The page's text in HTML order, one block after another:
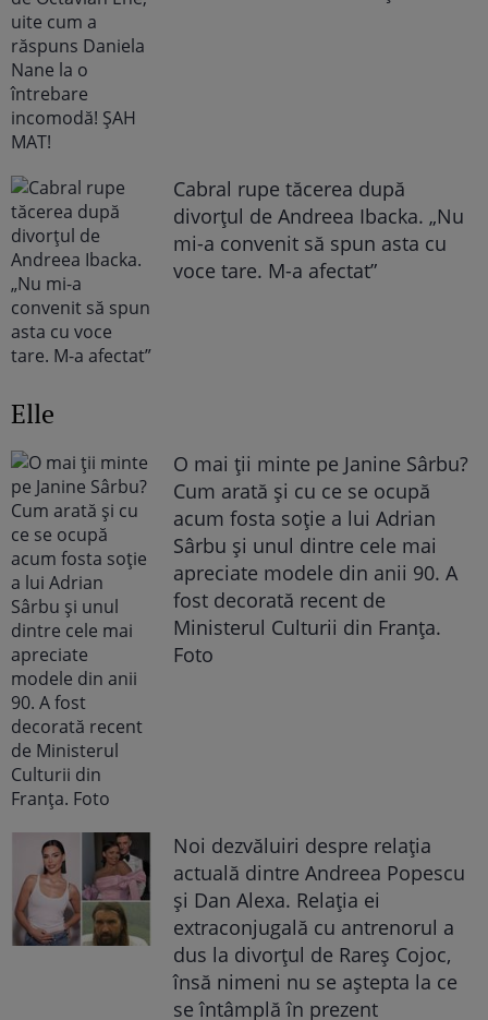
Cabral rupe tăcerea după
divorțul de Andreea Ibacka. „Nu
mi-a convenit să spun asta cu
voce tare. M-a afectat”
Elle
O mai ții minte pe Janine Sârbu?
Cum arată și cu ce se ocupă
acum fosta soție a lui Adrian
Sârbu și unul dintre cele mai
apreciate modele din anii 90. A
fost decorată recent de
Ministerul Culturii din Franța.
Foto
Noi dezvăluiri despre relația
actuală dintre Andreea Popescu
și Dan Alexa. Relația ei
extraconjugală cu antrenorul a
dus la divorțul de Rareș Cojoc,
însă nimeni nu se aștepta la ce
se întâmplă în prezent